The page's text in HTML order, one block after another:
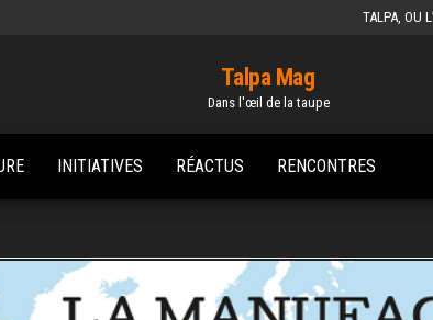
TALPA, OU
Talpa Mag
Dans l'œil de la taupe
INITIATIVES RÉACTUS RENCONTRES